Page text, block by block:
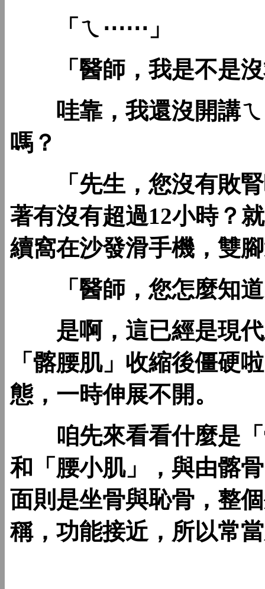
「ㄟ⋯⋯」
「醫師，我是不是沒
哇靠，我還沒開講ㄟ
嗎？
「先生，您沒有敗腎
著有沒有超過12小時？
續窩在沙發滑手機，雙
「醫師，您怎麼知道
是啊，這已經是現代
「髂腰肌」收縮後僵硬
態，一時伸展不開。
咱先來看看什麼是「
和「腰小肌」，與由髂
面則是坐骨與恥骨，整
稱，功能接近，所以常